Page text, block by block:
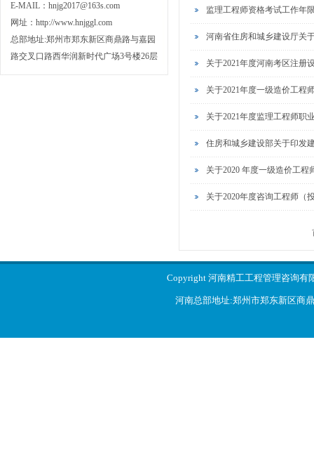
E-MAIL：hnjg2017@163s.com
网址： http://www.hnjggl.com
总部地址:郑州市郑东新区商鼎路与嘉园
路交叉口路西华润新时代广场3号楼26层
监理工程师资格考试工作年
河南省住房和城乡建设厅关
关于2021年度河南考区注册
关于2021年度一级造价工程
关于2021年度监理工程师职
住房和城乡建设部关于印发
关于2020 年度一级造价工
关于2020年度咨询工程师（
Copyright 河南精工工程管理咨询
河南总部地址:郑州市郑东新区商